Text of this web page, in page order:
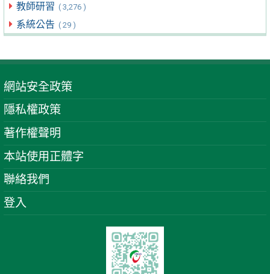
教師研習 ( 3,276 )
系統公告 ( 29 )
網站安全政策
隱私權政策
著作權聲明
本站使用正體字
聯絡我們
登入